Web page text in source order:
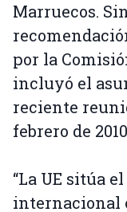
Marruecos.
por la
incluyó el
reciente
febrero de
“La UE sitúa
internacional